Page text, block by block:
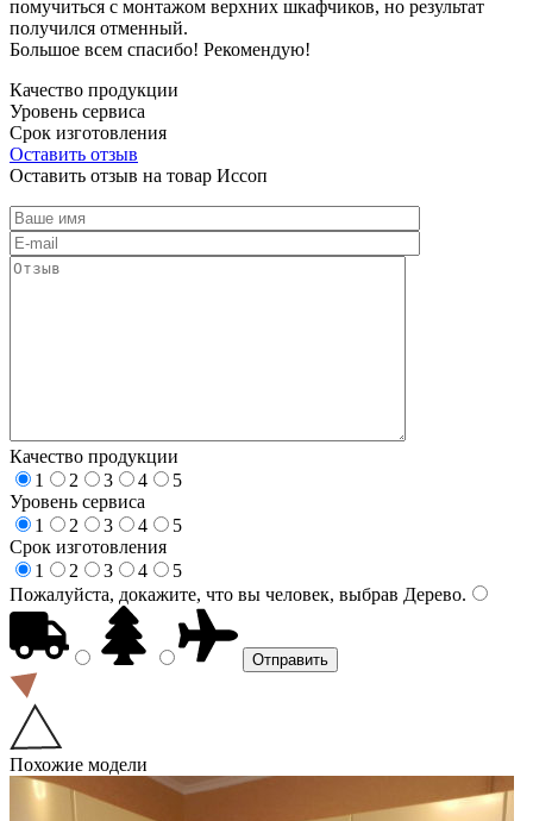
помучиться с монтажом верхних шкафчиков, но результат
получился отменный.
Большое всем спасибо! Рекомендую!
Качество продукции
Уровень сервиса
Срок изготовления
Оставить отзыв
Оставить отзыв на товар Иссоп
Качество продукции
1
2 3 4
5
Уровень сервиса
1
2 3 4
5
Срок изготовления
1
2 3 4
5
Пожалуйста, докажите, что вы человек, выбрав Дерево.
Похожие модели